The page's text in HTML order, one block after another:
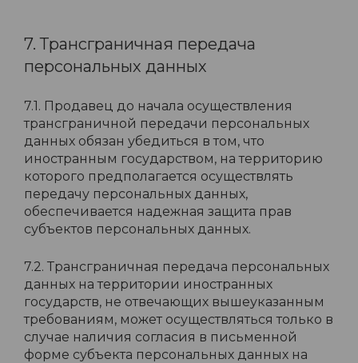
7. Трансграничная передача
персональных данных
7.1. Продавец до начала осуществления
трансграничной передачи персональных
данных обязан убедиться в том, что
иностранным государством, на территорию
которого предполагается осуществлять
передачу персональных данных,
обеспечивается надежная защита прав
субъектов персональных данных.
7.2. Трансграничная передача персональных
данных на территории иностранных
государств, не отвечающих вышеуказанным
требованиям, может осуществляться только в
случае наличия согласия в письменной
форме субъекта персональных данных на